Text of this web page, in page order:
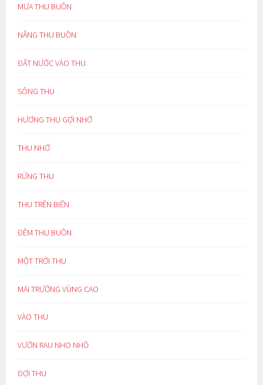
MƯA THU BUỒN
NẮNG THU BUỒN
ĐẤT NƯỚC VÀO THU
SÔNG THU
HƯƠNG THU GỢI NHỚ
THU NHỚ
RỪNG THU
THU TRÊN BIỂN
ĐÊM THU BUỒN
MỘT TRỜI THU
MÁI TRƯỜNG VÙNG CAO
VÀO THU
VƯỜN RAU NHO NHỎ
ĐỢI THU